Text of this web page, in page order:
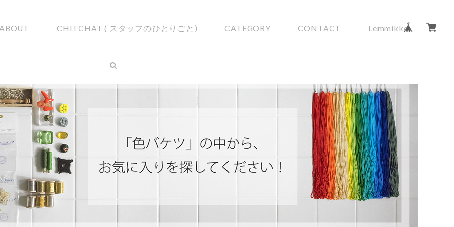
CHITCHAT ( スタッフのひとりごと) CATEGORY CONTACT Lemmikko